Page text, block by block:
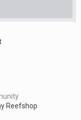
Reefshop